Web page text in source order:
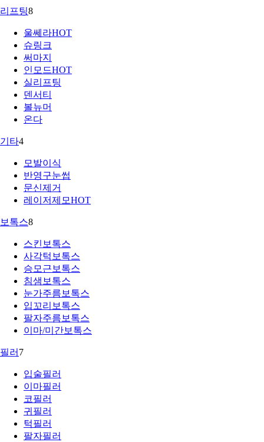
리프팅8
울쎄라HOT
슈링크
써마지
인모드HOT
실리프팅
덴서티
볼뉴머
온다
기타4
모발이식
반영구눈썹
문신제거
레이저제모HOT
보톡스8
스킨보톡스
사각턱보톡스
승모근보톡스
침샘보톡스
눈가주름보톡스
입꼬리보톡스
팔자주름보톡스
이마/미간보톡스
필러 7
입술필러
이마필러
코필러
귀필러
턱필러
팔자필러